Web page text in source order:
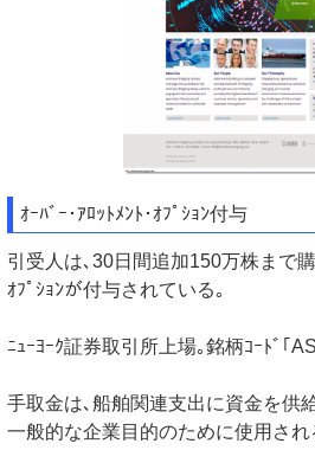
ｵｰﾊﾞｰ･ｱﾛｯﾄﾒﾝﾄ･ｵﾌﾟｼｮﾝ付与
引受人は､30日間追加150万株まで購
ｵﾌﾟｼｮﾝが付与されている｡
ﾆｭｰﾖｰｸ証券取引所上場｡銘柄ｺｰﾄﾞ｢
手取金は､​​船舶関連支出に資金を供
一般的な企業目的のために使用され